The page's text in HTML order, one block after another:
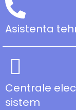
Asistenta
Centrale
sistem